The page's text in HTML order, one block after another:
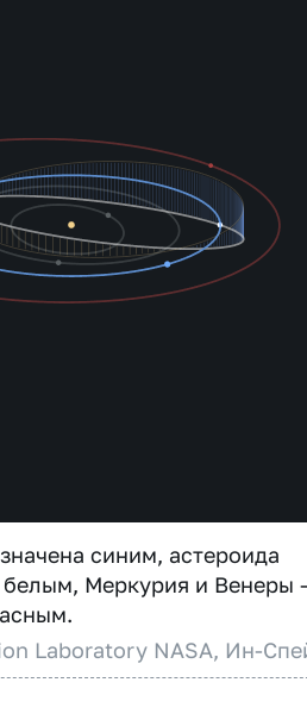
синим, астероида
белым, Меркурия и Венеры
Laboratory NASA, Ин-